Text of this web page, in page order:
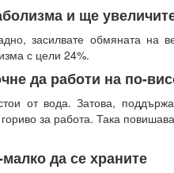
и ще
засилвате обмяната на
с цели 24%.
да работи на по-
от вода. Затова,
за работа. Така
да се храните